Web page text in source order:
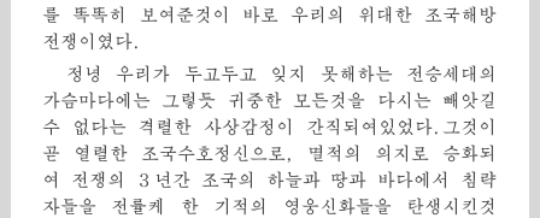
를 똑똑히 보여준것이 바로 우리의 위대한 조국해방
전쟁이였다.
정녕 우리가 두고두고 잊지 못해하는 전승세대의
가슴마다에는 그렇듯 귀중한 모든것을 다시는 빼앗길
수 없다는 격렬한 사상감정이 간직되여있었다.그것이
곧 열렬한 조국수호정신으로, 멸적의 의지로 승화되
여 전쟁의 ３년간 조국의 하늘과 땅과 바다에서 침략
자들을 전률케 한 기적의 영웅신화들을 탄생시킨것